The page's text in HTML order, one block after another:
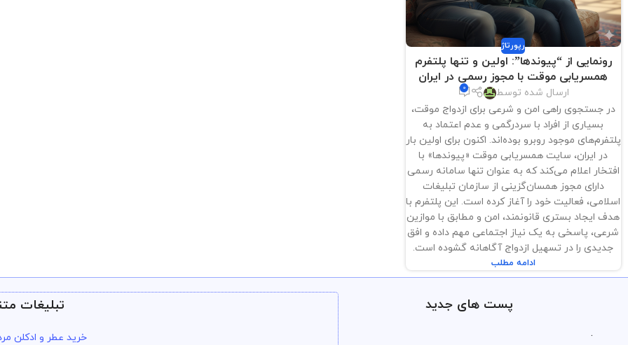
رپورتاژ
رونمایی از “پیوندها”: اولین و تنها پلتفرم
همسریابی موقت با مجوز رسمی در ایران
ارسال شده توسط 0
در جستجوی راهی امن و شرعی برای ازدواج موقت،
بسیاری از افراد با سردرگمی و عدم اعتماد به
پلتفرم‌های موجود روبرو بوده‌اند. اکنون برای اولین بار
در ایران، سایت همسریابی موقت «پیوندها» با
افتخار اعلام می‌کند که به عنوان تنها سامانه رسمی
دارای مجوز همسان‌گزینی از سازمان تبلیغات
اسلامی، فعالیت خود را آغاز کرده است. این پلتفرم با
هدف ایجاد بستری قانونمند، امن و مطابق با موازین
شرعی، پاسخی به یک نیاز اجتماعی مهم داده و افق
جدیدی را در تسهیل ازدواج آگاهانه گشوده است.
ادامه مطلب
پست های جدید
.
تبلیغات
خرید عطر و ادکلن